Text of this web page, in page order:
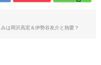
は岡沢高宏＆伊勢谷友介と熱愛？